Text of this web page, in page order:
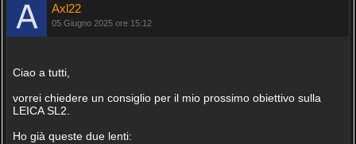
Axl22
05 Giugno 2025 ore 15:12
Ciao a tutti,
vorrei chiedere un consiglio per il mio prossimo obiettivo sulla
LEICA SL2.
Ho già queste due lenti: